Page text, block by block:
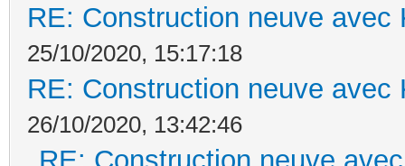
RE: Construction neuve avec
25/10/2020, 15:17:18
RE: Construction neuve avec
26/10/2020, 13:42:46